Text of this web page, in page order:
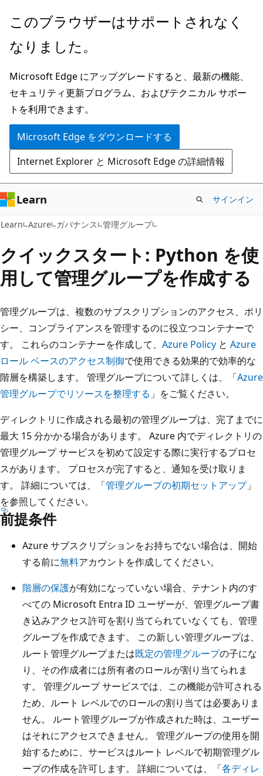
メ
ン
ン
テ
ン
ツ
に
ス
キ
ッ
プ
このブラウザーはサポートされなく
なりました。
Microsoft Edge にアップグレードすると、最新の機能、
セキュリティ更新プログラム、およびテクニカル サポー
トを利用できます。
Microsoft Edge をダウンロードする
Internet Explorer と Microsoft Edge の詳細情報
Learn サインイン
Learn Azure ガバナンス 管理グループ
クイックスタート: Python を使
用して管理グループを作成する
管理グループは、複数のサブスクリプションのアクセス、ポリ
シー、コンプライアンスを管理するのに役立つコンテナーで
す。 これらのコンテナーを作成して、 Azure Policy と Azure
ロール ベースのアクセス制御で使用できる効果的で効率的な
階層を構築します。 管理グループについて詳しくは、「Azure
管理グループでリソースを整理する 」をご覧ください。
ディレクトリに作成される最初の管理グループは、完了までに
最大 15 分かかる場合があります。 Azure 内でディレクトリの
管理グループ サービスを初めて設定する際に実行するプロセ
スがあります。 プロセスが完了すると、通知を受け取りま
す。 詳細については、「管理グループの初期セットアップ」
を参照してください。
前提条件
Azure サブスクリプションをお持ちでない場合は、開始
する前に無料アカウントを作成してください。
階層の保護が有効になっていない場合、テナント内のす
べての Microsoft Entra ID ユーザーが、管理グループ書
き込みアクセス許可を割り当てられていなくても、管理
グループを作成できます。 この新しい管理グループは、
ルート管理グループまたは既定の管理グループの子にな
り、その作成者には所有者のロールが割り当てられま
す。 管理グループ サービスでは、この機能が許可される
ため、ルート レベルでのロールの割り当ては必要ありま
せん。 ルート管理グループが作成された時は、ユーザー
はそれにアクセスできません。 管理グループの使用を開
始するために、サービスはルート レベルで初期管理グル
ープの作成を許可します。 詳細については、「各ディレ